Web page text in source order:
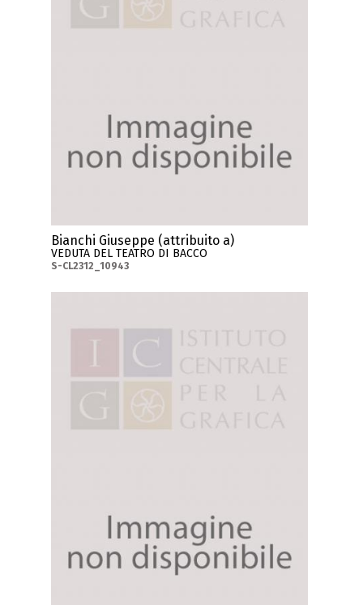
Bianchi Giuseppe (attribuito a)
VEDUTA DEL TEATRO DI BACCO
S-CL2312_10943